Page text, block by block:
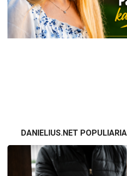
DANIELIUS.NET